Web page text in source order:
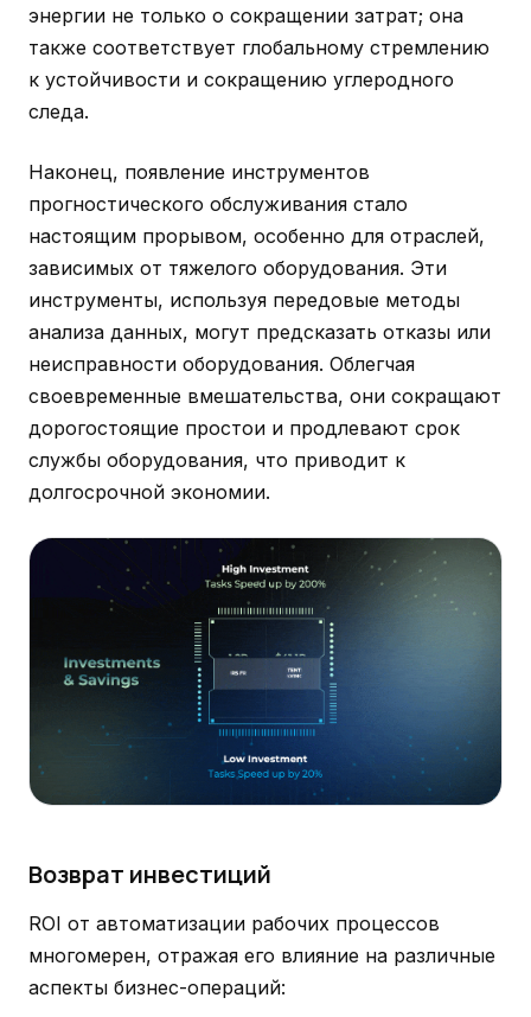
энергии не только о сокращении затрат; она
также соответствует глобальному стремлению
к устойчивости и сокращению углеродного
следа.
Наконец, появление инструментов
прогностического обслуживания стало
настоящим прорывом, особенно для отраслей,
зависимых от тяжелого оборудования. Эти
инструменты, используя передовые методы
анализа данных, могут предсказать отказы или
неисправности оборудования. Облегчая
своевременные вмешательства, они сокращают
дорогостоящие простои и продлевают срок
службы оборудования, что приводит к
долгосрочной экономии.
Возврат инвестиций
ROI от автоматизации рабочих процессов
многомерен, отражая его влияние на различные
аспекты бизнес-операций: